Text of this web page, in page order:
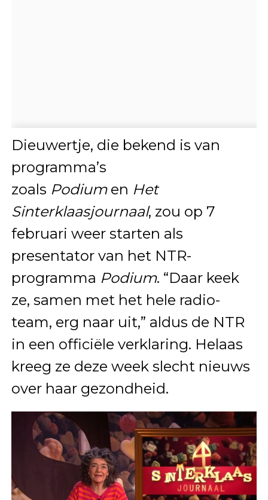
Dieuwertje, die bekend is van
programma’s
zoals Podiumen Het
Sinterklaasjournaal, zou op 7
februari weer starten als
presentator van het NTR-
programma Podium. “Daar keek
ze, samen met het hele radio-
team, erg naar uit,” aldus de NTR
in een officiële verklaring. Helaas
kreeg ze deze week slecht nieuws
over haar gezondheid.